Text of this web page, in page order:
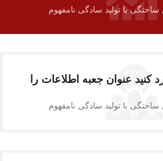
با تولید سادگی نامفهوم
عنوان جعبه اطلاعات را
با تولید سادگی نامفهوم